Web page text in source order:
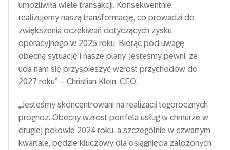
umożliwiła wiele transakcji. Konsekwentnie
realizujemy naszą transformację, co prowadzi do
zwiększenia oczekiwań dotyczących zysku
operacyjnego w 2025 roku. Biorąc pod uwagę
obecną sytuację i nasze plany, jesteśmy pewni, że
uda nam się przyspieszyć wzrost przychodów do
2027 roku” – Christian Klein, CEO.
„Jesteśmy skoncentrowani na realizacji tegorocznych
prognoz. Obecny wzrost portfela usług w chmurze w
drugiej połowie 2024 roku, a szczególnie w czwartym
kwartale, będzie kluczowy dla osiągnięcia założonych